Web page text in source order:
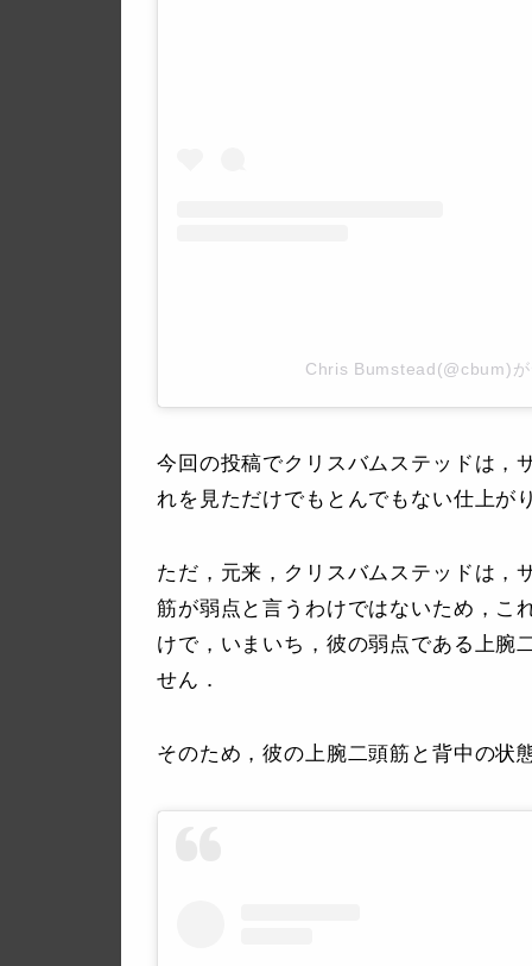
Chris Bumstead(@cbum)
今回の投稿でクリスバムステッドは，
れを見ただけでもとんでもない仕上が
ただ，元来，クリスバムステッドは，
筋が弱点と言うわけではないため，こ
けで，いまいち，彼の弱点である上腕
せん．
そのため，彼の上腕二頭筋と背中の状